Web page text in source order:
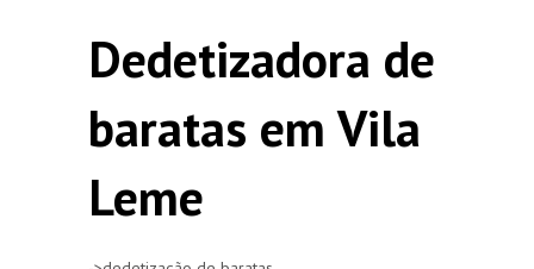
Dedetizadora de
baratas em Vila
Leme